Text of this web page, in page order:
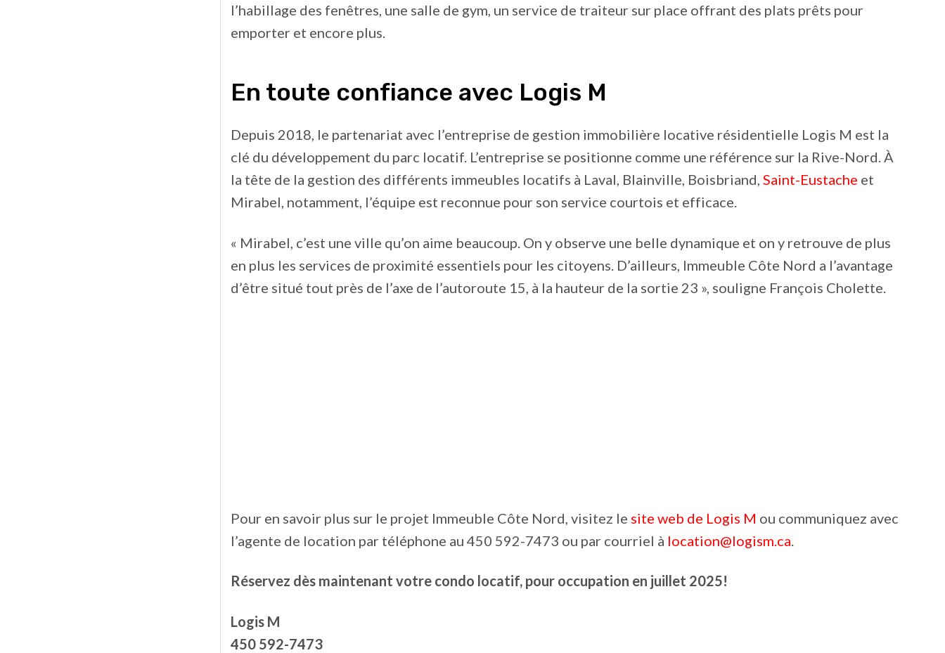
l’habillage des fenêtres, une salle de gym, un service de traiteur sur place offrant des plats prêts pour
emporter et encore plus.
En toute confiance avec Logis M
Depuis 2018, le partenariat avec l’entreprise de gestion immobilière locative résidentielle Logis M est la
clé du développement du parc locatif. L’entreprise se positionne comme une référence sur la Rive-Nord. À
la tête de la gestion des différents immeubles locatifs à Laval, Blainville, Boisbriand, Saint-Eustache et
Mirabel, notamment, l’équipe est reconnue pour son service courtois et efficace.
« Mirabel, c’est une ville qu’on aime beaucoup. On y observe une belle dynamique et on y retrouve de plus
en plus les services de proximité essentiels pour les citoyens. D’ailleurs, Immeuble Côte Nord a l’avantage
d’être situé tout près de l’axe de l’autoroute 15, à la hauteur de la sortie 23 », souligne François Cholette.
Pour en savoir plus sur le projet Immeuble Côte Nord, visitez le site web de Logis M ou communiquez avec
l’agente de location par téléphone au 450 592-7473 ou par courriel à location@logism.ca
Réservez dès maintenant votre condo locatif, pour occupation en juillet 2025!
Logis M
450 592-7473